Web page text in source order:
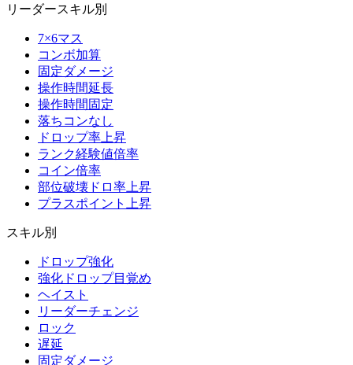
リーダースキル別
7×6マス
コンボ加算
固定ダメージ
操作時間延長
操作時間固定
落ちコンなし
ドロップ率上昇
ランク経験値倍率
コイン倍率
部位破壊ドロ率上昇
プラスポイント上昇
スキル別
ドロップ強化
強化ドロップ目覚め
ヘイスト
リーダーチェンジ
ロック
遅延
固定ダメージ